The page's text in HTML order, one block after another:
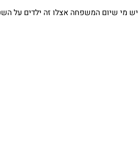
יש מי שיום המשפחה אצלו זה ילדים על